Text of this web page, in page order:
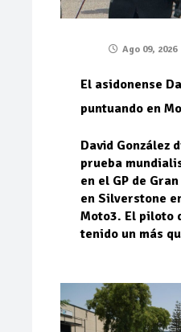
Ago 09, 2026
El asidonense
puntuando en
David González
prueba
en el GP de
en Silverstone
Moto3. El piloto
tenido un más